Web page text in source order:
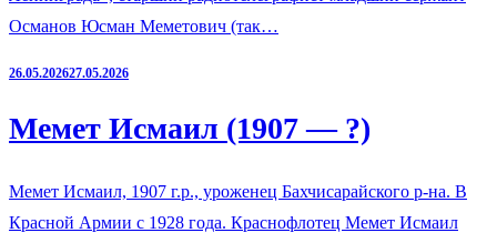
Османов Юсман Меметович (так…
26.05.202627.05.2026
Мемет Исмаил (1907 — ?)
Мемет Исмаил, 1907 г.р., уроженец Бахчисарайского р-на. В
Красной Армии с 1928 года. Краснофлотец Мемет Исмаил